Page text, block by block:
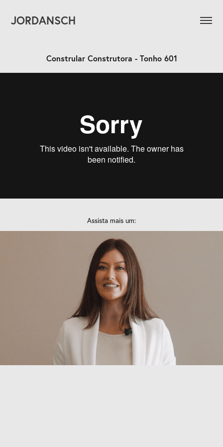
JORDANSCH
Constrular Construtora - Tonho 601
Assista mais um:
Dorata Empreendimentos - Seasons |
Apresentação